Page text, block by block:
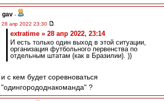
gav -
28 апр 2022 23:30
extratime » 28 апр 2022, 23:14
И есть только один выход в этой ситуации,
организация футбольного первенства по
отдельным штатам (как в Бразилии). ))
и с кем будет соревноваться
"одингорододнакоманда" ?